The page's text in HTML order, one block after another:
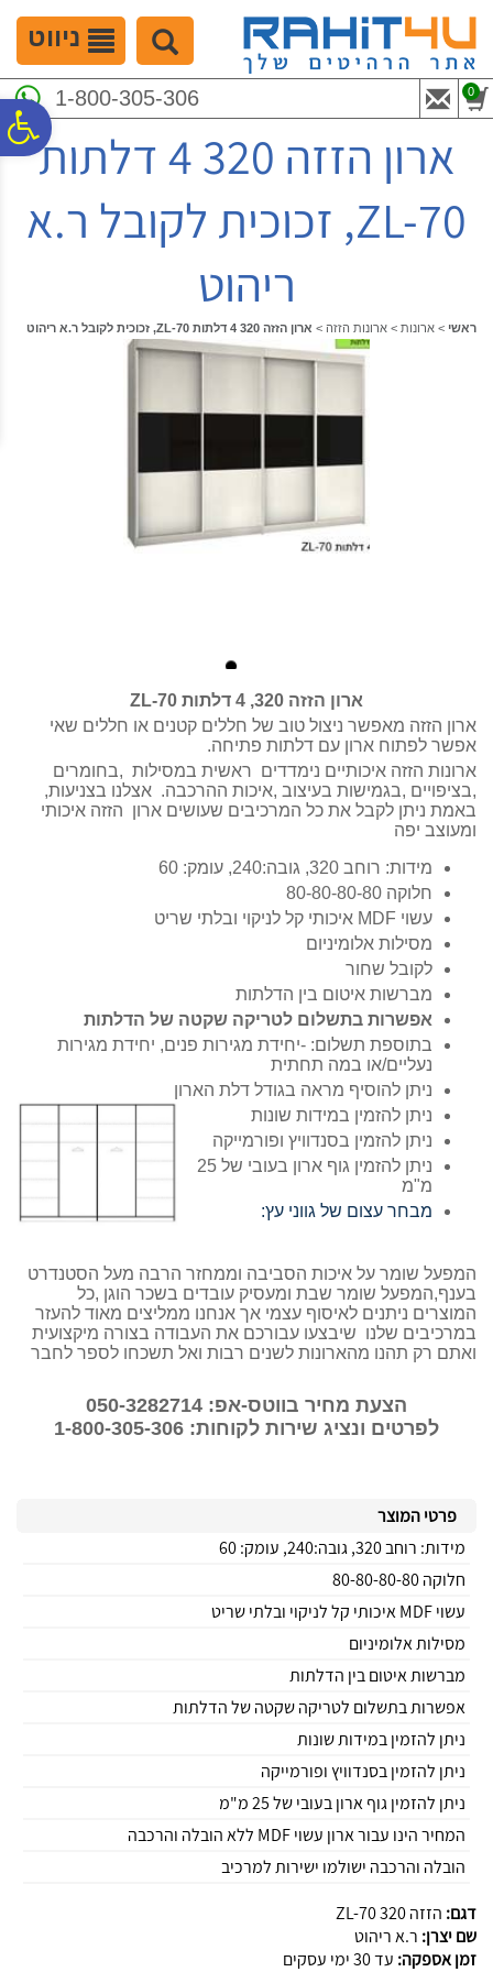
נגישות
המרכזי
ניווט
1-800-305-306 0
ארון הזזה 320 4 דלתות
ZL-70, זכוכית לקובל ר.א
ריהוט
ראשי > ארונות > ארונות הזזה > ארון הזזה 320 4 דלתות ZL-70, זכוכית לקובל ר.א ריהוט
ארון הזזה 320, 4 דלתות ZL-70
ארון הזזה מאפשר ניצול טוב של חללים קטנים או חללים שאי
אפשר לפתוח ארון עם דלתות פתיחה.
ארונות הזזה איכותיים נימדדים ראשית במסילות ,בחומרים
,בציפויים ,בגמישות בעיצוב ,איכות ההרכבה. אצלנו בצניעות,
באמת ניתן לקבל את כל המרכיבים שעושים ארון הזזה איכותי
ומעוצב יפה
מידות: רוחב 320, גובה:240, עומק: 60
חלוקה 80-80-80-80
עשוי MDF איכותי קל לניקוי ובלתי שריט
מסילות אלומיניום
לקובל שחור
מברשות איטום בין הדלתות
אפשרות בתשלום לטריקה שקטה של הדלתות
בתוספת תשלום: -יחידת מגירות פנים, יחידת מגירות
נעליים/או במה תחתית
ניתן להוסיף מראה בגודל דלת הארון
ניתן להזמין במידות שונות
ניתן להזמין בסנדוויץ ופורמייקה
ניתן להזמין גוף ארון בעובי של 25
מ"מ
מבחר עצום של גווני עץ:
המפעל שומר על איכות הסביבה וממחזר הרבה מעל הסטנדרט
בענף,המפעל שומר שבת ומעסיק עובדים בשכר הוגן ,כל
המוצרים ניתנים לאיסוף עצמי אך אנחנו ממליצים מאוד להעזר
במרכיבים שלנו שיבצעו עבורכם את העבודה בצורה מיקצועית
ואתם רק תהנו מהארונות לשנים רבות ואל תשכחו לספר לחבר
הצעת מחיר בווטס-אפ: 050-3282714
לפרטים ונציג שירות לקוחות: 1-800-305-306
פרטי המוצר
מידות: רוחב 320, גובה:240, עומק: 60
חלוקה 80-80-80-80
עשוי MDF איכותי קל לניקוי ובלתי שריט
מסילות אלומיניום
מברשות איטום בין הדלתות
אפשרות בתשלום לטריקה שקטה של הדלתות
ניתן להזמין במידות שונות
ניתן להזמין בסנדוויץ ופורמייקה
ניתן להזמין גוף ארון בעובי של 25 מ"מ
המחיר הינו עבור ארון עשוי MDF ללא הובלה והרכבה
הובלה והרכבה ישולמו ישירות למרכיב
דגם: הזזה 320 ZL-70
שם יצרן: ר.א ריהוט
זמן אספקה: עד 30 ימי עסקים